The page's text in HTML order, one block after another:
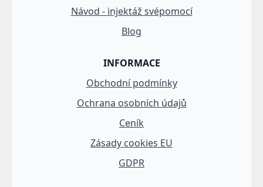
Návod - injektáž svépomocí
Blog
INFORMACE
Obchodní podmínky
Ochrana osobních údajů
Ceník
Zásady cookies EU
GDPR